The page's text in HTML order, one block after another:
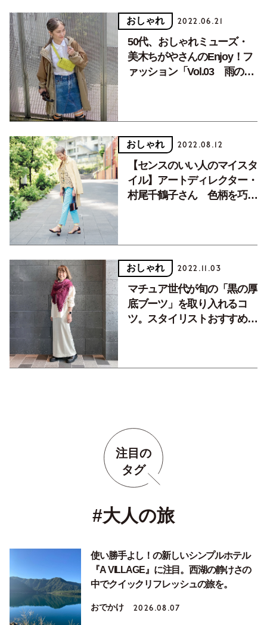
おしゃれ 2022.06.21
50代、おしゃれミューズ・
美木ちがやさんのEnjoy！フ
ァッション「Vol.03 雨の日
おしゃれ 2022.08.12
【センスのいい人のマイスタ
イル】アートディレクター・
村尾千鶴子さん 色柄を巧み
おしゃれ 2022.11.03
マチュア世代が旬の「黒の厚
底ブーツ」を取り入れるコ
ツ。スタイリストおすすめも
注目の
タグ
#大人の旅
使い勝手よし！の新しいシンプルホテル
『A VILLAGE』に注目。西湖の静けさの
中でクイックリフレッシュの旅を。
おでかけ 2026.08.07